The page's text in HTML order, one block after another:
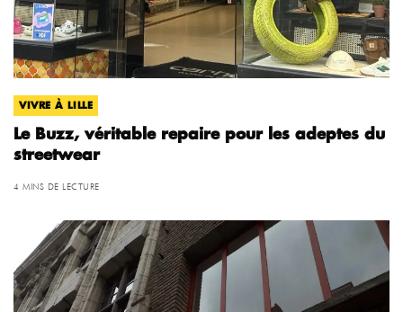
VIVRE À LILLE
Le Buzz, véritable repaire pour les adeptes du
streetwear
4 MINS DE LECTURE